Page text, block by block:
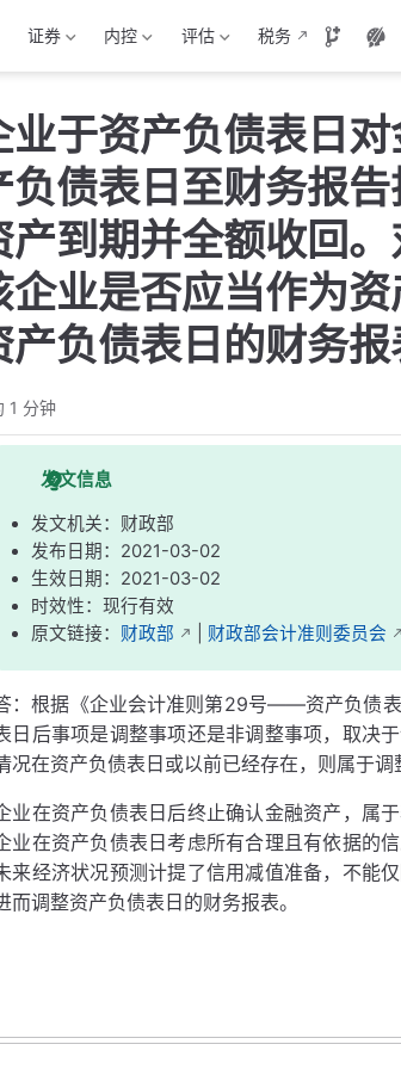
证券 内控 评估 税务
业于资产负债表日
负债表日至财务报
产到期并全额收回
企业是否应当作为
负债表日的财务报
1 分钟
发文信息
发文机关：财政部
发布日期：2021-03-02
生效日期：2021-03-02
时效性：现行有效
原文链接： 财政部 财政部会计准则委员会
：根据《企业会计准则第29号——资产负债
日后事项是调整事项还是非调整事项，取决
况在资产负债表日或以前已经存在，则属于调
业在资产负债表日后终止确认金融资产，属
业在资产负债表日考虑所有合理且有依据的
来经济状况预测计提了信用减值准备，不能
而调整资产负债表日的财务报表。